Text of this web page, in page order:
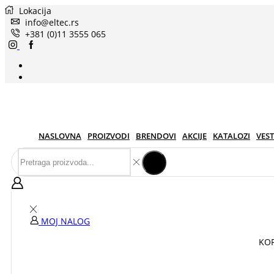
Lokacija
info@eltec.rs
+381 (0)11 3555 065
NASLOVNA PROIZVODI BRENDOVI AKCIJE KATALOZI
MOJ NALOG